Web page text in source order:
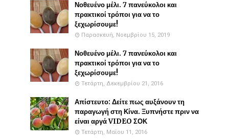
Νοθευένο μέλι. 7 πανεύκολοι και
πρακτικοί τρόποι για να το
ξεχωρίσουμε!
Παρασκευή, Νοεμβρίου 15, 2019
Νοθευένο μέλι. 7 πανεύκολοι και
πρακτικοί τρόποι για να το
ξεχωρίσουμε!
Τετάρτη, Δεκεμβρίου 21, 2016
Απίστευτο: Δείτε πως αυξάνουν τη
παραγωγή στη Κίνα. Ξυπνήστε πριν να
είναι αργά VIDEO ΣΟΚ
Τετάρτη, Μαΐου 11, 2016